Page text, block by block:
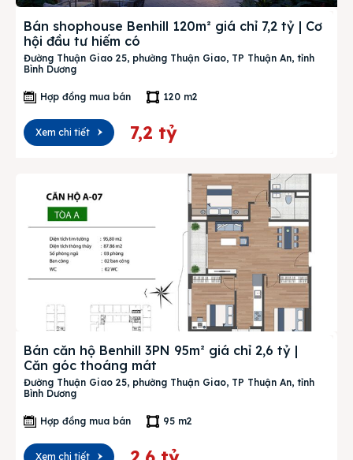
Bán shophouse Benhill 120m² giá chỉ 7,2 tỷ | Cơ
hội đầu tư hiếm có
Đường Thuận Giao 25, phường Thuận Giao, TP Thuận An, tỉnh
Bình Dương
Hợp đồng mua bán 120 m2
Xem chi tiết 7,2 tỷ
Bán căn hộ Benhill 3PN 95m² giá chỉ 2,6 tỷ |
Căn góc thoáng mát
Đường Thuận Giao 25, phường Thuận Giao, TP Thuận An, tỉnh
Bình Dương
Hợp đồng mua bán 95 m2
Xem chi tiết